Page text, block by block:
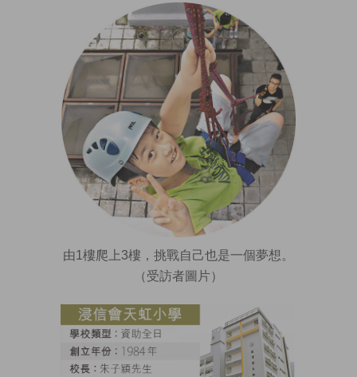
由1樓爬上3樓，挑戰自己也是一個夢想。
（受訪者圖片）